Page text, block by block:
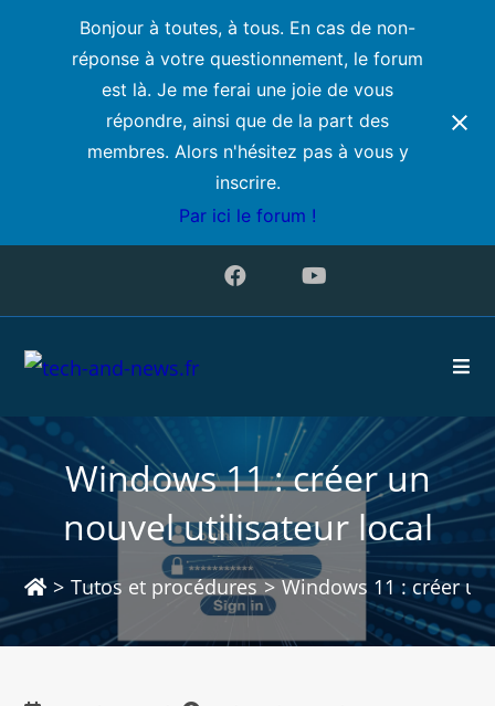
Bonjour à toutes, à tous. En cas de non-
réponse à votre questionnement, le forum
est là. Je me ferai une joie de vous
répondre, ainsi que de la part des
membres. Alors n'hésitez pas à vous y
inscrire.
Par ici le forum !
Windows 11 : créer un
nouvel utilisateur local
> Tutos et procédures > Windows 11 : créer